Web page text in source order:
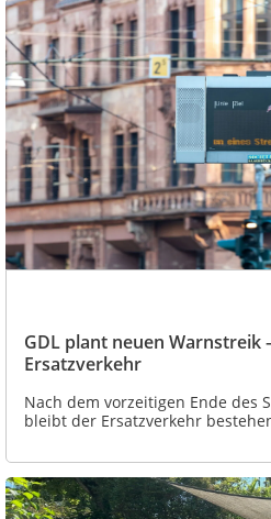
GDL plant neuen Warnstreik
Ersatzverkehr
Nach dem vorzeitigen Ende des
bleibt der Ersatzverkehr